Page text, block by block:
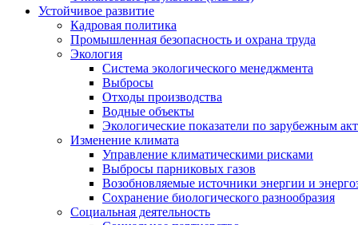
Устойчивое развитие
Кадровая политика
Промышленная безопасность и охрана труда
Экология
Система экологического менеджмента
Выбросы
Отходы производства
Водные объекты
Экологические показатели по зарубежным
Изменение климата
Управление климатическими рисками
Выбросы парниковых газов
Возобновляемые источники энергии и
Сохранение биологического разнообразия
Социальная деятельность